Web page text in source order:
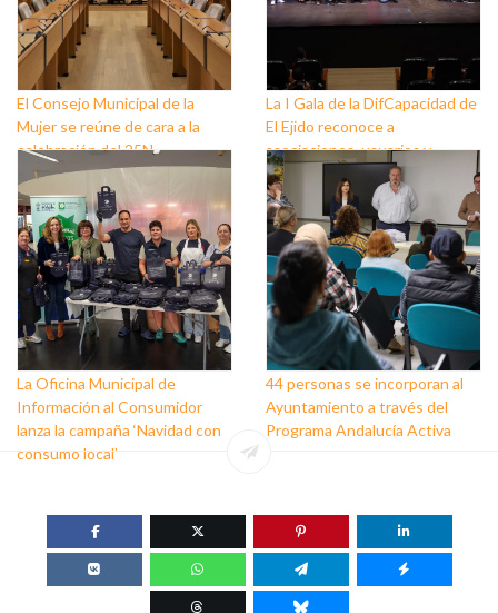
El Consejo Municipal de la
Mujer se reúne de cara a la
celebración del 25N
La I Gala de la DifCapacidad de
El Ejido reconoce a
asociaciones, usuarios y
personas que trabajan a favor
de este colectivo
La Oficina Municipal de
Información al Consumidor
lanza la campaña ‘Navidad con
consumo local’
44 personas se incorporan al
Ayuntamiento a través del
Programa Andalucía Activa